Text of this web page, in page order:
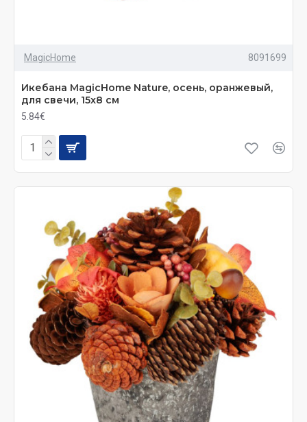
MagicHome 8091699
Икебана MagicHome Nature, осень, оранжевый,
для свечи, 15x8 см
5.84€